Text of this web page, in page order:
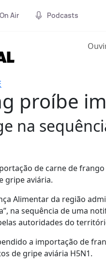
On Air Podcasts
proíbe
na
de carne de
gripe aviária.
Alimentar da região
na sequência de uma
autoridades do
a importação de
de gripe aviária H5N1.